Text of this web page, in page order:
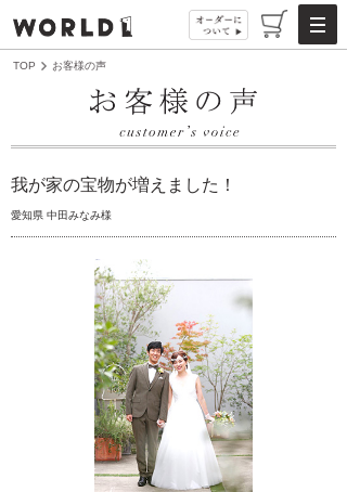
TOP お客様の声
我が家の宝物が増えました！
愛知県 中田みなみ様